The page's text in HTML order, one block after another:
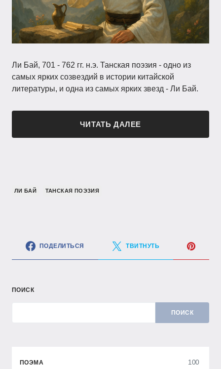
Ли Бай, 701 - 762 гг. н.э. Танская поэзия - одно из
самых ярких созвездий в истории китайской
литературы, и одна из самых ярких звезд - Ли Бай.
ЧИТАТЬ ДАЛЕЕ
ЛИ БАЙ ТАНСКАЯ ПОЭЗИЯ
ПОДЕЛИТЬСЯ ТВИТНУТЬ
ПОИСК
ПОИСК
ПОЭМА 100